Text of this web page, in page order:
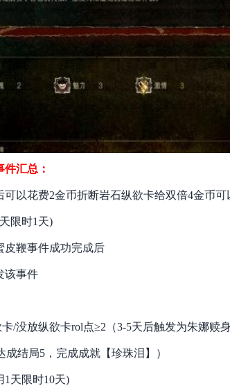
件汇总：
以花费2金币折断岩石纵欲卡给双倍4金币
天限时1天)
皮鞭事件成功完成后
该事件
/没放纵欲卡rol点≥2（3-5天后触发为朱娜赎
成结局5，完成成就【珍珠泪】）
1天限时10天)